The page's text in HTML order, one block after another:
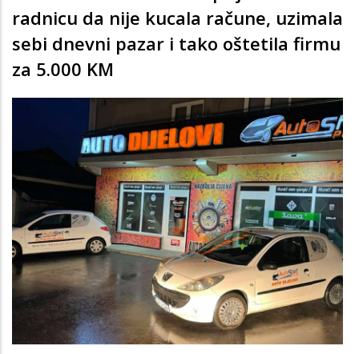
radnicu da nije kucala račune, uzimala
sebi dnevni pazar i tako oštetila firmu
za 5.000 KM